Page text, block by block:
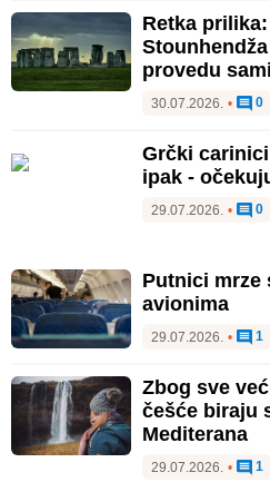
Retka
provedu
30.07.2026. • 0
Grčki
ipak -
29.07.2026. • 0
Putnici mrze
avionima
29.07.2026. • 1
Zbog sve
češće biraju
Mediterana
29.07.2026. • 1